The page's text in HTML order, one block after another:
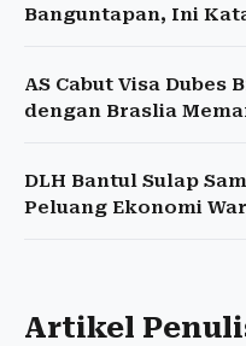
Banguntapan, Ini
AS Cabut Visa
dengan Braslia
DLH Bantul Sulap
Peluang Ekonomi
Artikel